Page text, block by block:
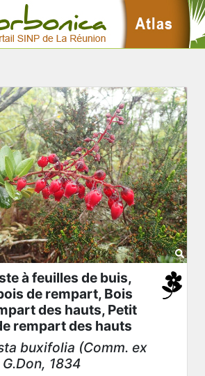
à feuilles de buis,
de rempart, Bois
des hauts, Petit
rempart des hauts
buxifolia (Comm. ex
1834